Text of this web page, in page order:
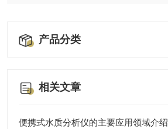
产品分类
相关文章
便携式水质分析仪的主要应用领域介绍